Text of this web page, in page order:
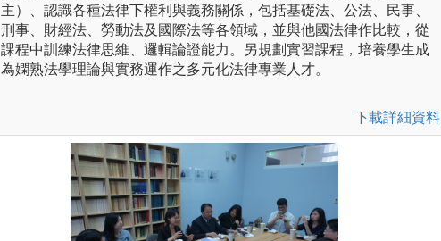
主）、認識各種法律下權利與義務關係，包括基礎法、公法、民事、
刑事、財經法、勞動法及國際法等各領域，並與他國法律作比較，從
課程中訓練法律思維、邏輯論證能力。另規劃實習課程，培養學生成
為嫻熟法學理論與實務運作之多元化法律專業人才。
下載詳細資料